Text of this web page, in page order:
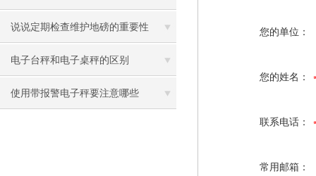
说说定期检查维护地磅的重要性
电子台秤和电子桌秤的区别
使用带报警电子秤要注意哪些
您的单位：
您的姓名：
联系电话：
常用邮箱：